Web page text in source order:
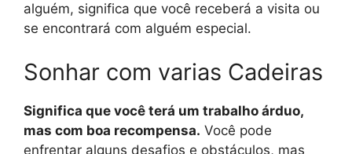
alguém, significa que você receberá a visita ou
se encontrará com alguém especial.
Sonhar com varias Cadeiras
Significa que você terá um trabalho árduo,
mas com boa recompensa. Você pode
enfrentar alguns desafios e obstáculos, mas